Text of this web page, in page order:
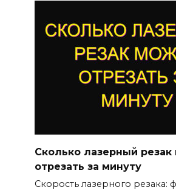
Сколько лазерный
отрезать за минуту
Скорость лазерного резака: